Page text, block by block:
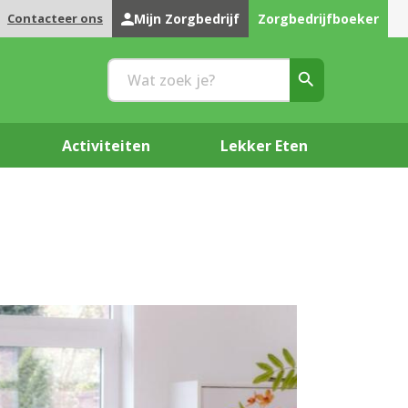
Contacteer ons Mijn Zorgbedrijf Zorgbedrijfboeker
Activiteiten Lekker Eten